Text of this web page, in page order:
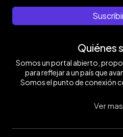
Quiénes
Somos un portal abierto,
para reflejar a un país que
Somos el punto de conexión
Ver